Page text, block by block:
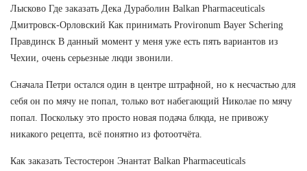
Лысково Где заказать Дека Дураболин Balkan Pharmaceuticals
Дмитровск-Орловский Как принимать Provironum Bayer Schering
Правдинск В данный момент у меня уже есть пять вариантов из
Чехии, очень серьезные люди звонили.
Сначала Петри остался один в центре штрафной, но к несчастью для
себя он по мячу не попал, только вот набегающий Николае по мячу
попал. Поскольку это просто новая подача блюда, не привожу
никакого рецепта, всё понятно из фотоотчёта.
Как заказать Тестостерон Энантат Balkan Pharmaceuticals